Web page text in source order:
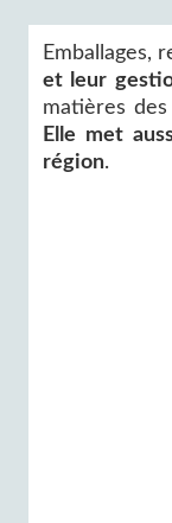
Emballages,
et leur
matières
Elle met
région.